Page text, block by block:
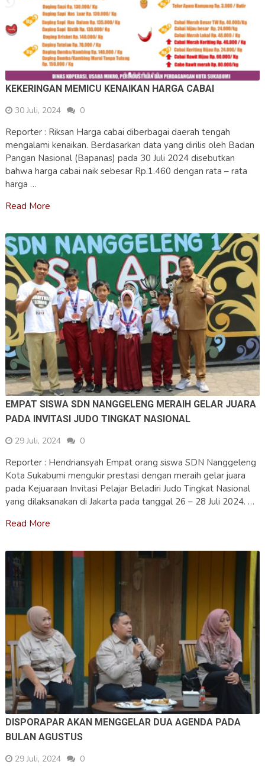
KEKERINGAN MEMICU KENAIKAN HARGA CABAI
30 Juli, 2024
0
Reporter : Riksan Harga cabai diberbagai daerah tengah
mengalami kenaikan. Berdasarkan data yang dirilis oleh Badan
Pangan Nasional (Bapanas) pada 30 Juli 2024 disebutkan
bahwa harga cabai naik sebesar Rp.1.460 dengan rata – rata
harga …
Read More
EMPAT SISWA SDN NANGGELENG MERAIH GELAR JUARA
PADA INVITASI JUDO TINGKAT NASIONAL
29 Juli, 2024
0
Reporter : Hendriansyah Empat orang siswa SDN Nanggeleng
Kota Sukabumi mengukir prestasi dengan meraih gelar juara
pada Kejuaraan Invitasi Pelajar Beladiri Judo Tingkat Nasional
yang dilaksanakan di Jakarta pada tanggal 26 – 28 Juli 2024. …
Read More
DISPORAPAR AKAN MENGGELAR DUA AGENDA PADA
BULAN AGUSTUS
29 Juli, 2024
0